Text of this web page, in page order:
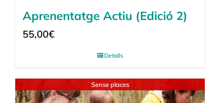
Aprenentatge Actiu (Edició 2)
55,00€
Detalls
Sense places